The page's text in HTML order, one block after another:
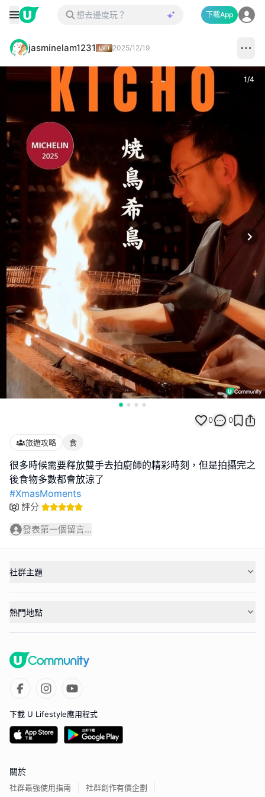
下載App
jasminelam1231 2025/12/19
1/4
0 0
旅遊攻略 食
很多時候需要釋放雙手去拍廚師的精彩時刻，但是拍攝完之
#XmasMoments
評分
發表第一個留言...
社群主題
熱門地點
下載 U Lifestyle應用程式
關於
社群最強使用指南 社群創作有價企劃